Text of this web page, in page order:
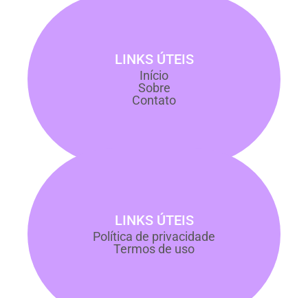
LINKS ÚTEIS
Início
Sobre
Contato
LINKS ÚTEIS
Política de privacidade
Termos de uso